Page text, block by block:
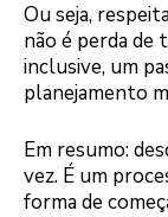
Ou seja,
não é perda
inclusive, um
planejamento
Em resumo:
vez. É um
forma de